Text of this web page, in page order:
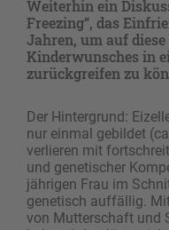
Weiterhin ein
Freezing“, das
Jahren, um auf
Kinderwunsches in
zurückgreifen zu
Der Hintergrund:
nur einmal gebildet
verlieren mit
und genetischer
jährigen Frau im
genetisch auffällig.
von Mutterschaft und